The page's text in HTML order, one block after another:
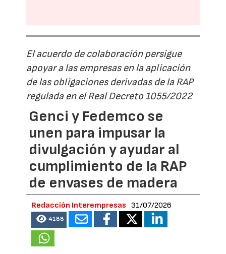
El acuerdo de colaboración persigue
apoyar a las empresas en la aplicación
de las obligaciones derivadas de la RAP
regulada en el Real Decreto 1055/2022
Genci y Fedemco se
unen para impusar la
divulgación y ayudar al
cumplimiento de la RAP
de envases de madera
Redacción Interempresas 31/07/2026
4188